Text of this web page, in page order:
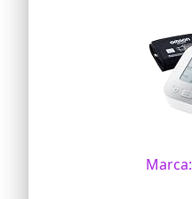
Marca: